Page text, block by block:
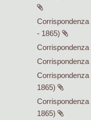
Corrispondenza
- 1865)
Corrispondenza
Corrispondenza
Corrispondenza
1865)
Corrispondenza
1865)